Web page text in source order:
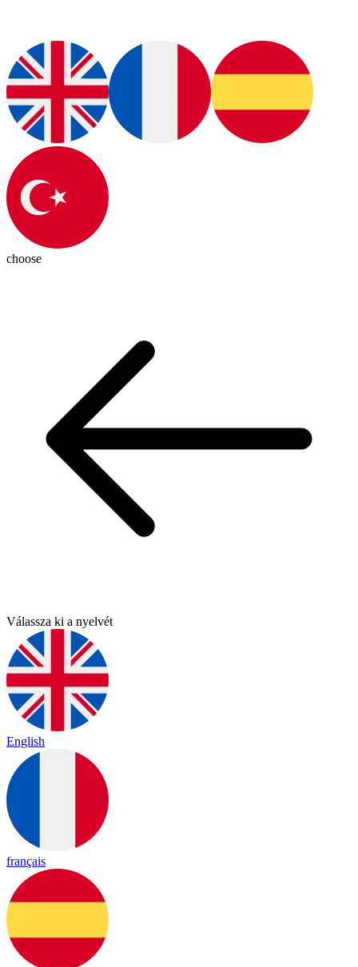
choose
Válassza ki a nyelvét
English
français